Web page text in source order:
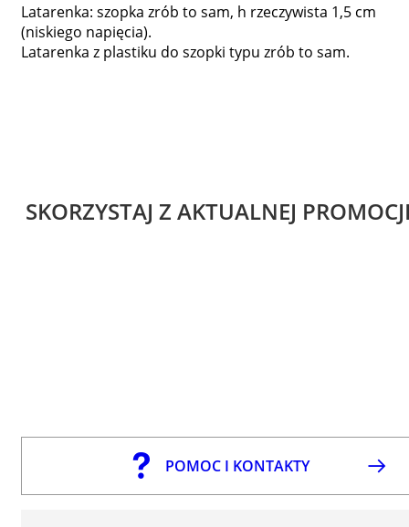
Latarenka: szopka zrób to sam, h rzeczywista 1,5 cm
(niskiego napięcia).
Latarenka z plastiku do szopki typu zrób to sam.
SKORZYSTAJ Z AKTUALNEJ
POMOC I KONTAKTY